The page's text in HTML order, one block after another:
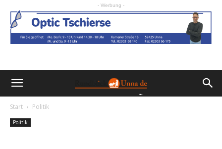
- Werbung -
Start Politik
Politik